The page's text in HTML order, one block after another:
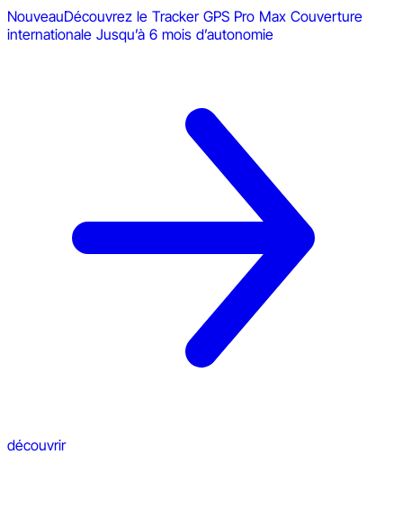
NouveauDécouvrez le Tracker GPS Pro Max Couverture
internationale Jusqu’à 6 mois d’autonomie
découvrir